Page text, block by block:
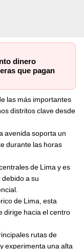
dinero
que pagan
las más importantes
distritos clave desde
avenida soporta un
durante las horas
de Lima y es
a su
de Lima, esta
dirige hacia el centro
rutas de
experimenta una alta